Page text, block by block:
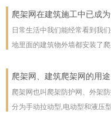
爬架网在建筑施工中已成
日常生活中我们能经常看到我
地里面的建筑物外墙都安装了
爬架网、建筑爬架网的用途
爬架网也叫爬架防护网、外架
分为手动拉动型,电动型和液压